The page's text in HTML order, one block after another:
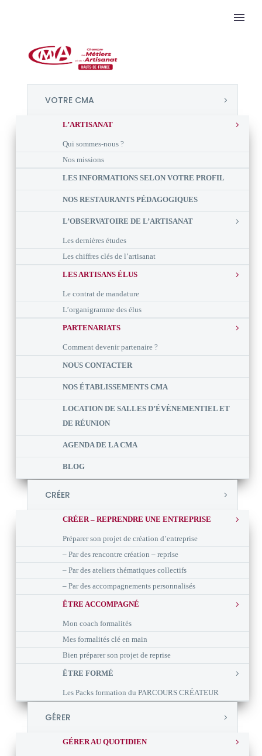
VOTRE CMA
L’ARTISANAT
Qui sommes-nous ?
Nos missions
LES INFORMATIONS SELON VOTRE PROFIL
NOS RESTAURANTS PÉDAGOGIQUES
L’OBSERVATOIRE DE L’ARTISANAT
Les dernières études
Les chiffres clés de l’artisanat
LES ARTISANS ÉLUS
Le contrat de mandature
L’organigramme des élus
PARTENARIATS
Comment devenir partenaire ?
NOUS CONTACTER
NOS ÉTABLISSEMENTS CMA
LOCATION DE SALLES D’ÉVÈNEMENTIEL ET
DE RÉUNION
AGENDA DE LA CMA
BLOG
CRÉER
CRÉER – REPRENDRE UNE ENTREPRISE
Préparer son projet de création d’entreprise
– Par des rencontre création – reprise
– Par des ateliers thématiques collectifs
– Par des accompagnements personnalisés
ÊTRE ACCOMPAGNÉ
Mon coach formalités
Mes formalités clé en main
Bien préparer son projet de reprise
ÊTRE FORMÉ
Les Packs formation du PARCOURS CRÉATEUR
GÉRER
GÉRER AU QUOTIDIEN